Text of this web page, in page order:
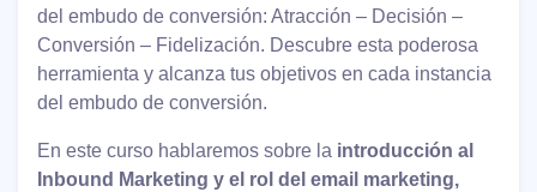
del embudo de conversión: Atracción – Decisión –
Conversión – Fidelización. Descubre esta poderosa
herramienta y alcanza tus objetivos en cada instancia
del embudo de conversión.
En este curso hablaremos sobre la introducción al
Inbound Marketing y el rol del email marketing,